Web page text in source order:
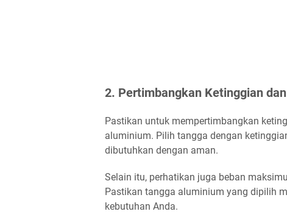
2. Pertimbangkan Ketinggian
Pastikan untuk mempertimbangkan
aluminium. Pilih tangga dengan
dibutuhkan dengan aman.
Selain itu, perhatikan juga beban
Pastikan tangga aluminium yang dipilih
kebutuhan Anda.